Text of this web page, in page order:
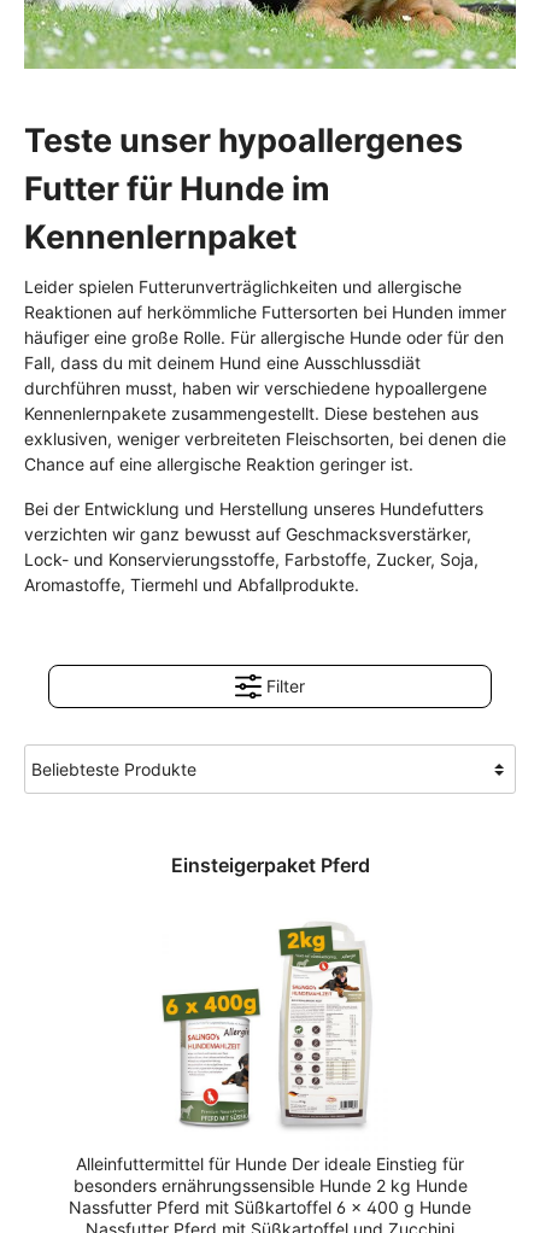
Teste unser hypoallergenes
Futter für Hunde im
Kennenlernpaket
Leider spielen Futterunverträglichkeiten und allergische
Reaktionen auf herkömmliche Futtersorten bei Hunden immer
häufiger eine große Rolle. Für allergische Hunde oder für den
Fall, dass du mit deinem Hund eine Ausschlussdiät
durchführen musst, haben wir verschiedene hypoallergene
Kennenlernpakete zusammengestellt. Diese bestehen aus
exklusiven, weniger verbreiteten Fleischsorten, bei denen die
Chance auf eine allergische Reaktion geringer ist.
Bei der Entwicklung und Herstellung unseres Hundefutters
verzichten wir ganz bewusst auf Geschmacksverstärker,
Lock- und Konservierungsstoffe, Farbstoffe, Zucker, Soja,
Aromastoffe, Tiermehl und Abfallprodukte.
Filter
Einsteigerpaket Pferd
Alleinfuttermittel für Hunde Der ideale Einstieg für
besonders ernährungssensible Hunde 2 kg Hunde
Nassfutter Pferd mit Süßkartoffel 6 x 400 g Hunde
Nassfutter Pferd mit Süßkartoffel und Zucchini